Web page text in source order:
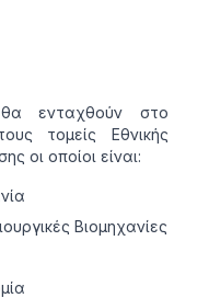
ενταχθούν στο
τομείς Εθνικής
οι οποίοι είναι:
Βιομηχανίες